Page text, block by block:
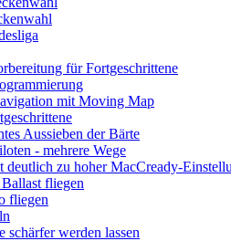
für Fortgeschrittene
mit Moving Map
Aussieben der Bärte
- mehrere Wege
deutlich zu hoher MacCready-
fliegen
fliegen
schärfer werden lassen